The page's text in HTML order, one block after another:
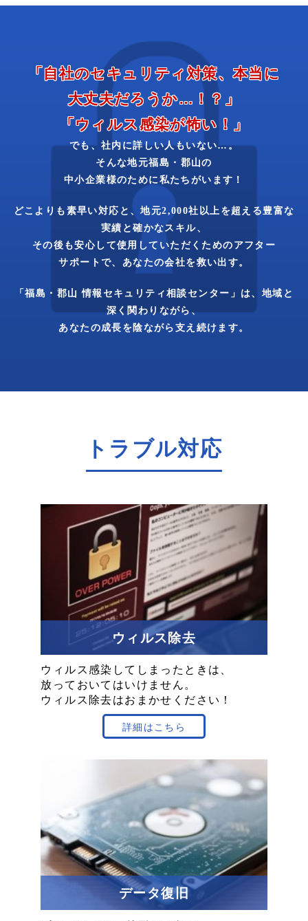
「自社のセキュリティ 対策、本当に
大丈夫だろうか…！？」
「ウィルス感染が怖い！」
でも、 社内に詳しい人もいない…。
そんな地元福島・ 郡山の
中小企業様のために私たちがいます！
どこよりも素早い対応と、地元2,000社 以上を超える豊富な
実績と確かなスキル、
その後も安心して使用 して いただくためのアフター
サポートで、 あなたの会社を救い出す。
「福島・ 郡山 情報セキュリティ相談センター」 は、 地域と
深く関わりながら、
あなたの成長を陰ながら支え 続けます。
トラブル対応
ウィルス除去
ウィルス感染 してしまった ときは、
放っておいてはいけません。
ウィルス除去はおまかせください！
詳細はこちら
データ復旧